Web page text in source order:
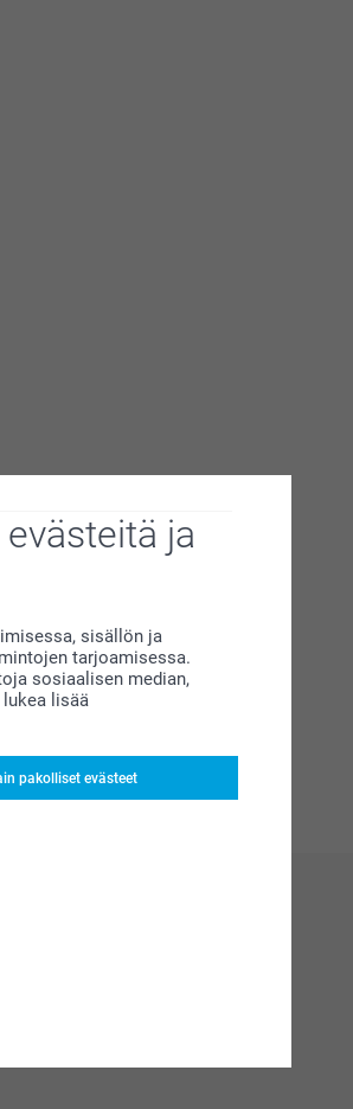
ja
sisällön ja
tarjoamisessa.
sosiaalisen median,
lisää
pakolliset evästeet